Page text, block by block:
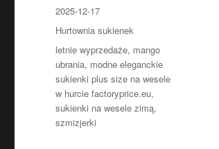
Opublikowano
2025-12-17
Kategorie
Hurtownia sukienek
Tagi
letnie wyprzedaże, mango
ubrania, modne eleganckie
sukienki plus size na wesele
w hurcie factoryprice.eu,
sukienki na wesele zimą,
szmizjerki